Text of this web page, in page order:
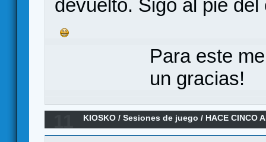
devuelto. Sigo al pie del
Para este
un gracias!
KIOSKO /Sesiones de juego / HACE CINCO